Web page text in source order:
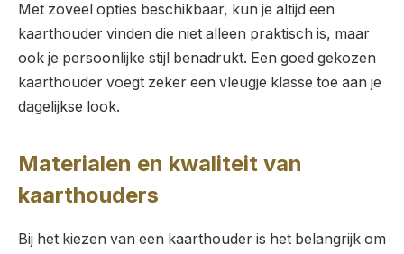
Met zoveel opties beschikbaar, kun je altijd een
kaarthouder vinden die niet alleen praktisch is, maar
ook je persoonlijke stijl benadrukt. Een goed gekozen
kaarthouder voegt zeker een vleugje klasse toe aan je
dagelijkse look.
Materialen en kwaliteit van
kaarthouders
Bij het kiezen van een kaarthouder is het belangrijk om